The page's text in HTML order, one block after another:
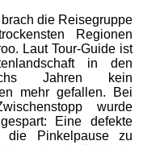
die Reisegruppe
Regionen
Laut Tour-Guide ist
in den
Jahren kein
mehr gefallen. Bei
wurde
Eine defekte
die Pinkelpause zu